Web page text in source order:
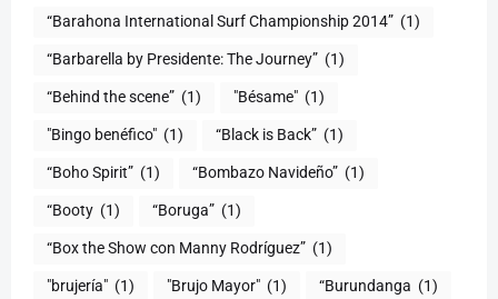
“Barahona International Surf Championship 2014” (1)
“Barbarella by Presidente: The Journey” (1)
“Behind the scene” (1) "Bésame" (1)
"Bingo benéfico" (1) “Black is Back” (1)
“Boho Spirit” (1) “Bombazo Navideño” (1)
“Booty (1) “Boruga” (1)
“Box the Show con Manny Rodríguez” (1)
"brujería" (1) "Brujo Mayor" (1) “Burundanga (1)